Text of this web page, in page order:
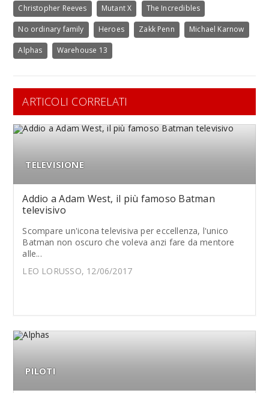
Christopher Reeves Mutant X The Incredibles
No ordinary family Heroes Zakk Penn Michael Karnow
Alphas Warehouse 13
ARTICOLI CORRELATI
TELEVISIONE
Addio a Adam West, il più famoso Batman
televisivo
Scompare un'icona televisiva per eccellenza, l'unico
Batman non oscuro che voleva anzi fare da mentore
alle...
LEO LORUSSO, 12/06/2017
PILOTI